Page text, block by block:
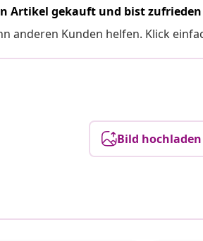
Artikel gekauft und bist
anderen Kunden helfen. Klick
Bild hochladen